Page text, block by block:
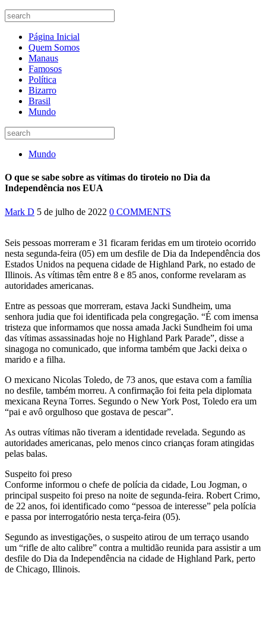
Página Inicial
Quem Somos
Manaus
Famosos
Política
Bizarro
Brasil
Mundo
Mundo
O que se sabe sobre as vítimas do tiroteio no Dia da
Independência nos EUA
Mark D 5 de julho de 2022 0 COMMENTS
Seis pessoas morreram e 31 ficaram feridas em um tiroteio ocorrido
nesta segunda-feira (05) em um desfile de Dia da Independência dos
Estados Unidos na pequena cidade de Highland Park, no estado de
Illinois. As vítimas têm entre 8 e 85 anos, conforme revelaram as
autoridades americanas.
Entre as pessoas que morreram, estava Jacki Sundheim, uma
senhora judia que foi identificada pela congregação. “É com imensa
tristeza que informamos que nossa amada Jacki Sundheim foi uma
das vítimas assassinadas hoje no Highland Park Parade”, disse a
sinagoga no comunicado, que informa também que Jacki deixa o
marido e a filha.
O mexicano Nicolas Toledo, de 73 anos, que estava com a família
no desfile, também morreu. A confirmação foi feita pela diplomata
mexicana Reyna Torres. Segundo o New York Post, Toledo era um
“pai e avô orgulhoso que gostava de pescar”.
As outras vítimas não tiveram a identidade revelada. Segundo as
autoridades americanas, pelo menos cinco crianças foram atingidas
pelas balas.
Suspeito foi preso
Conforme informou o chefe de polícia da cidade, Lou Jogman, o
principal suspeito foi preso na noite de segunda-feira. Robert Crimo,
de 22 anos, foi identificado como “pessoa de interesse” pela polícia
e passa por interrogatório nesta terça-feira (05).
Segundo as investigações, o suspeito atirou de um terraço usando
um “rifle de alto calibre” contra a multidão reunida para assistir a um
desfile do Dia da Independência na cidade de Highland Park, perto
de Chicago, Illinois.